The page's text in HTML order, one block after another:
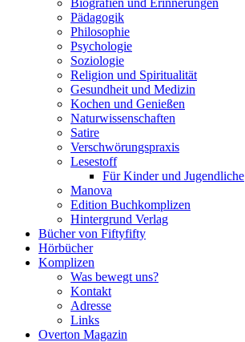
Biografien und Erinnerungen
Pädagogik
Philosophie
Psychologie
Soziologie
Religion und Spiritualität
Gesundheit und Medizin
Kochen und Genießen
Naturwissenschaften
Satire
Verschwörungspraxis
Lesestoff
Für Kinder und Jugendliche
Manova
Edition Buchkomplizen
Hintergrund Verlag
Bücher von Fiftyfifty
Hörbücher
Komplizen
Was bewegt uns?
Kontakt
Adresse
Links
Overton Magazin